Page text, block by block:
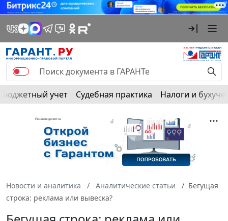
Бюджетный учет Судебная практика Налоги и
Новости и аналитика Аналитические статьи
Бегущая
строка: реклама или вывеска?